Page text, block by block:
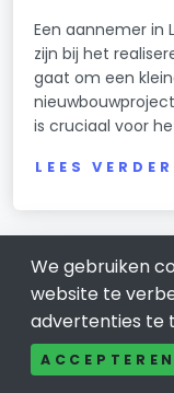
Een aannemer in
zijn bij het
gaat om een
is cruciaal voor
LEES VERDER
We gebruiken
website te
advertenties te
ACCEPTEREN